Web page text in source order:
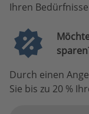
Ihren
Durch einen
Sie bis zu 20 %